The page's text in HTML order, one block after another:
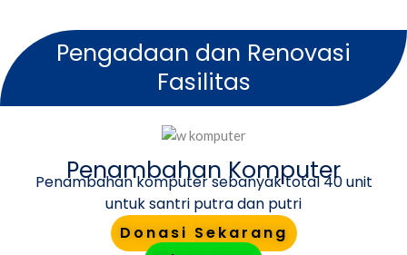
Pengadaan dan Renovasi
Fasilitas
Penambahan Komputer
Penambahan komputer sebanyak total 40 unit
untuk santri putra dan putri
Donasi Sekarang